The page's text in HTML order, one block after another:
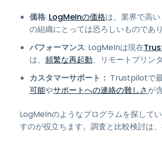
価格: LogMeInの価格は、業界で高
の組織にとっては恐ろしいものであ
パフォーマンス: LogMeInは現在
は、 頻繁な再起動、リモートプリン
カスタマーサポート： Trustpilotで最
可能やサポートへの連絡の難しさが
LogMeInのようなプログラムを探して
すのが役立ちます。調査と比較検討は